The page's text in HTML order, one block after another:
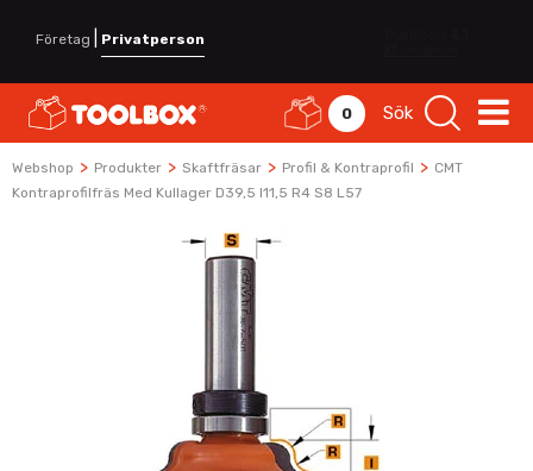
Företag Privatperson
0 Sök
Webshop > Produkter > Skaftfräsar > Profil & Kontraprofil > CMT
Kontraprofilfräs Med Kullager D39,5 I11,5 R4 S8 L57